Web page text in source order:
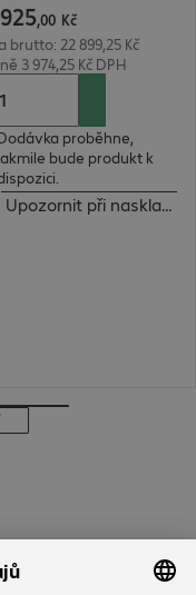
925,00 Kč
brutto: 22 899,25 Kč
3 974,25 Kč DPH
proběhne,
bude produkt k
Upozornit při